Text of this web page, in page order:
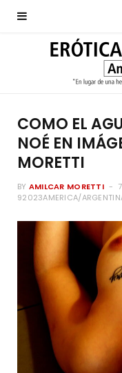
COMO EL
NOÉ EN
MORETTI
BY AMILCAR MORETTI
7
92023AMERICA/